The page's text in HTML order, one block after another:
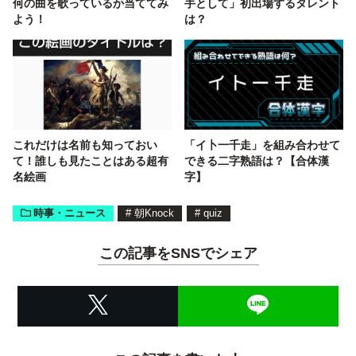
よう！
は？
これだけは名前も知っておい
て！誰しも見たことはある超有
名絵画
「イ卜一千走」を組み合わせて
できる二字熟語は？【合体漢
字】
時事・ニュース # 朝Knock # quiz
この記事をSNSでシェア